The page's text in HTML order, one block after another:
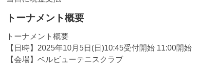
トーナメント概要
トーナメント概要
【日時】2025年10月5日(日)10:45受付開始 11:00開始
【会場】ベルビューテニスクラブ